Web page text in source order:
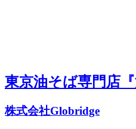
東京油そば専門店『
株式会社Globridge